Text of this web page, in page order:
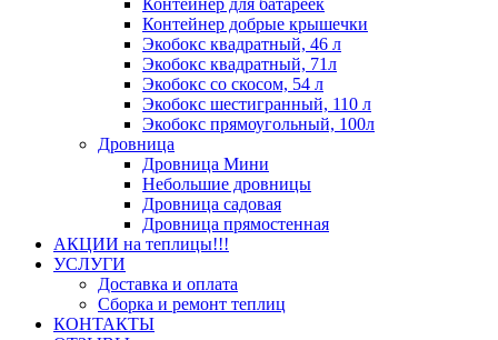
Контейнер добрые крышечки
Экобокс квадратный, 46 л
Экобокс квадратный, 71л
Экобокс со скосом, 54 л
Экобокс шестигранный, 110 л
Экобокс прямоугольный, 100л
Дровница
Дровница Мини
Небольшие дровницы
Дровница садовая
Дровница прямостенная
АКЦИИ на теплицы!!!
УСЛУГИ
Доставка и оплата
Сборка и ремонт теплиц
КОНТАКТЫ